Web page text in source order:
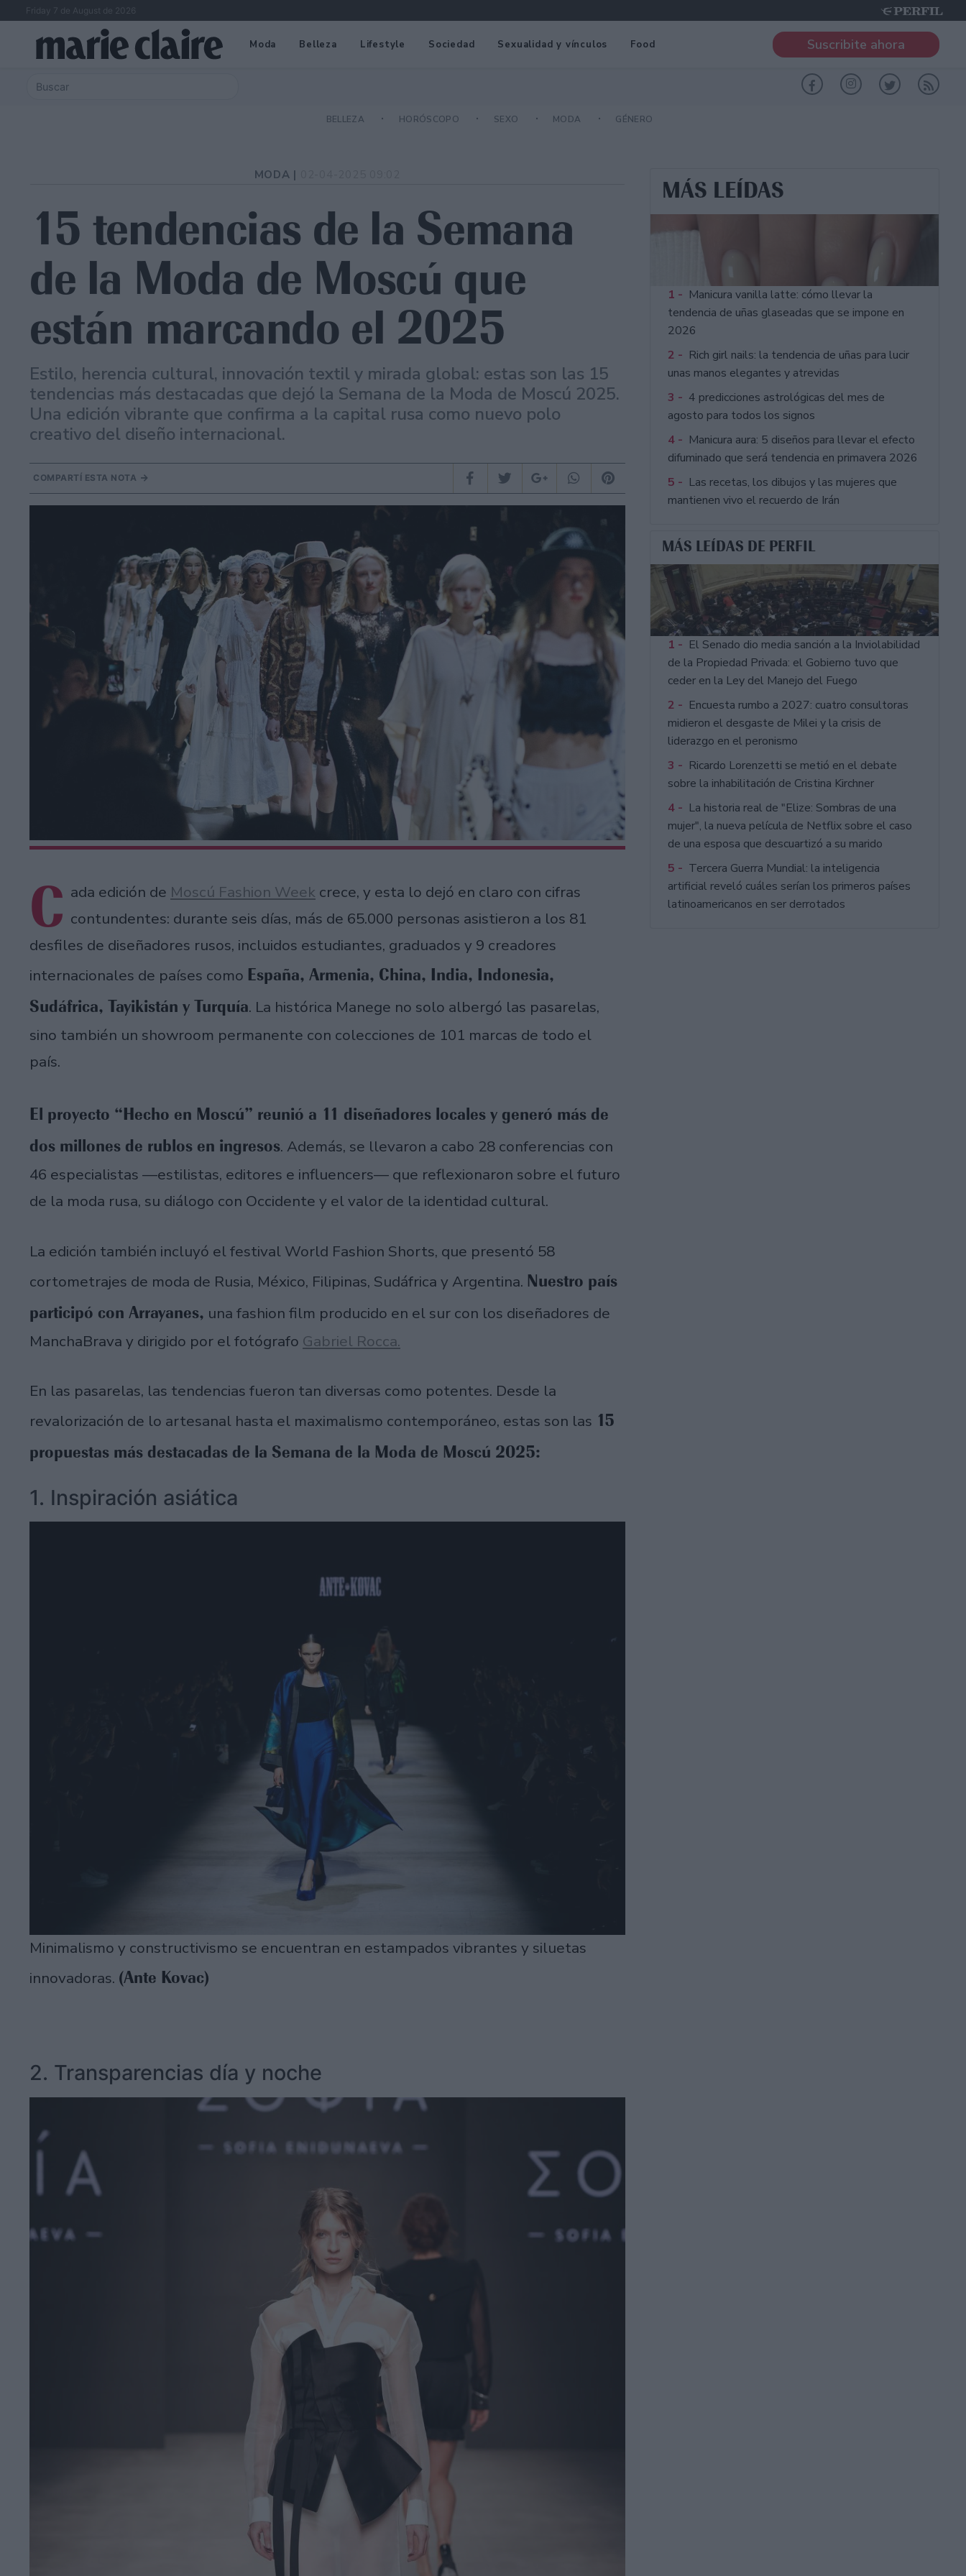
Friday 7 de August de 2026
Moda Belleza Lifestyle Sociedad Sexualidad y vínculos Food Suscribite ahora
BELLEZA HORÓSCOPO SEXO MODA GÉNERO
MODA |
15 tendencias de la Semana
de la Moda de Moscú que
están marcando el 2025
Estilo, herencia cultural, innovación textil y mirada global: estas son las 15
tendencias más destacadas que dejó la Semana de la Moda de Moscú 2025.
Una edición vibrante que confirma a la capital rusa como nuevo polo
creativo del diseño internacional.
COMPARTÍ ESTA NOTA
C ada edición de Moscú Fashion Week crece, y esta lo dejó en claro con cifras
contundentes: durante seis días, más de 65.000 personas asistieron a los 81
desfiles de diseñadores rusos, incluidos estudiantes, graduados y 9 creadores
internacionales de países como España, Armenia, China, India, Indonesia,
Sudáfrica, Tayikistán y Turquía. La histórica Manege no solo albergó las pasarelas,
sino también un showroom permanente con colecciones de 101 marcas de todo el
país.
El proyecto “Hecho en Moscú” reunió a 11 diseñadores locales y generó más de
dos millones de rublos en ingresos. Además, se llevaron a cabo 28 conferencias con
46 especialistas —estilistas, editores e influencers— que reflexionaron sobre el futuro
de la moda rusa, su diálogo con Occidente y el valor de la identidad cultural.
La edición también incluyó el festival World Fashion Shorts, que presentó 58
cortometrajes de moda de Rusia, México, Filipinas, Sudáfrica y Argentina. Nuestro país
participó con Arrayanes, una fashion film producido en el sur con los diseñadores de
ManchaBrava y dirigido por el fotógrafo Gabriel Rocca.
En las pasarelas, las tendencias fueron tan diversas como potentes. Desde la
revalorización de lo artesanal hasta el maximalismo contemporáneo, estas son las 15
propuestas más destacadas de la Semana de la Moda de Moscú 2025:
1. Inspiración asiática
Minimalismo y constructivismo se encuentran en estampados vibrantes y siluetas
innovadoras. (Ante Kovac)
2. Transparencias día y noche
MÁS LEÍDAS
1 - Manicura vanilla latte: cómo llevar la
tendencia de uñas glaseadas que se impone en
2026
2 - Rich girl nails: la tendencia de uñas para lucir
unas manos elegantes y atrevidas
3 - 4 predicciones astrológicas del mes de
agosto para todos los signos
4 - Manicura aura: 5 diseños para llevar el efecto
difuminado que será tendencia en primavera 2026
5 - Las recetas, los dibujos y las mujeres que
mantienen vivo el recuerdo de Irán
MÁS LEÍDAS DE PERFIL
1 - El Senado dio media sanción a la Inviolabilidad
de la Propiedad Privada: el Gobierno tuvo que
ceder en la Ley del Manejo del Fuego
2 - Encuesta rumbo a 2027: cuatro consultoras
midieron el desgaste de Milei y la crisis de
liderazgo en el peronismo
3 - Ricardo Lorenzetti se metió en el debate
sobre la inhabilitación de Cristina Kirchner
4 - La historia real de "Elize: Sombras de una
mujer", la nueva película de Netflix sobre el caso
de una esposa que descuartizó a su marido
5 - Tercera Guerra Mundial: la inteligencia
artificial reveló cuáles serían los primeros países
latinoamericanos en ser derrotados